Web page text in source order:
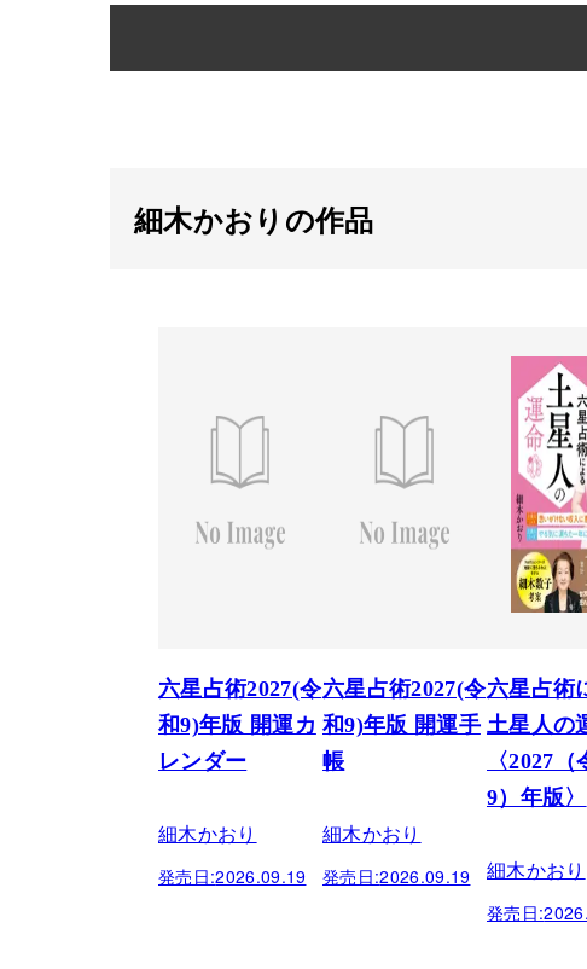
細木かおりの作品
六星占術2027(令
和9)年版 開運カ
レンダー
細木かおり
発売日:2026.09.19
六星占術2027(令
和9)年版 開運手
帳
細木かおり
発売日:2026.09.19
六星占術
土星人の
〈2027（
9）年版〉
細木かおり
発売日: